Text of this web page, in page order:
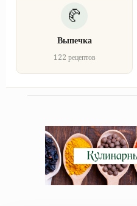
Выпечка
122 рецептов